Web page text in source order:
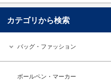
カテゴリから検索
バッグ・ファッション
ボールペン・マーカー